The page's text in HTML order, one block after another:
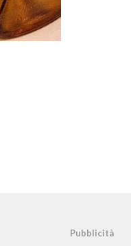
Pubblicità